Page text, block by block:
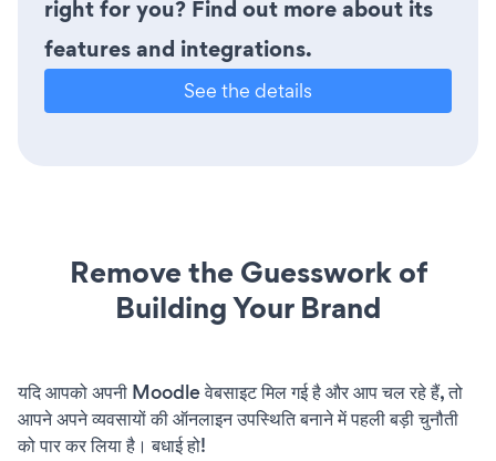
right for you? Find out more about its
features and integrations.
See the details
Remove the Guesswork of
Building Your Brand
यदि आपको अपनी Moodle वेबसाइट मिल गई है और आप चल रहे हैं, तो
आपने अपने व्यवसायों की ऑनलाइन उपस्थिति बनाने में पहली बड़ी चुनौती
को पार कर लिया है। बधाई हो!